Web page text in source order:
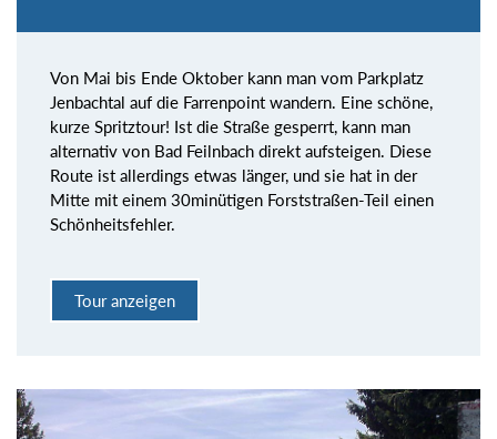
Von Mai bis Ende Oktober kann man vom Parkplatz
Jenbachtal auf die Farrenpoint wandern. Eine schöne,
kurze Spritztour! Ist die Straße gesperrt, kann man
alternativ von Bad Feilnbach direkt aufsteigen. Diese
Route ist allerdings etwas länger, und sie hat in der
Mitte mit einem 30minütigen Forststraßen-Teil einen
Schönheitsfehler.
Tour anzeigen